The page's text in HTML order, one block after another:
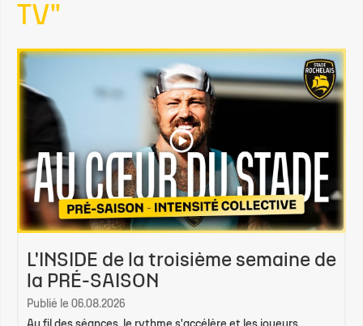
TV"
L'INSIDE de la troisième semaine de
la PRÉ-SAISON
Publié le 06.08.2026